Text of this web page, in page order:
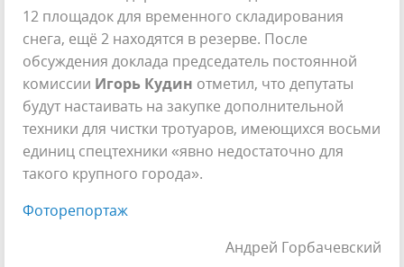
12 площадок для временного складирования
снега, ещё 2 находятся в резерве. После
обсуждения доклада председатель постоянной
комиссии Игорь Кудин отметил, что депутаты
будут настаивать на закупке дополнительной
техники для чистки тротуаров, имеющихся восьми
единиц спецтехники «явно недостаточно для
такого крупного города».
Фоторепортаж
Андрей Горбачевский